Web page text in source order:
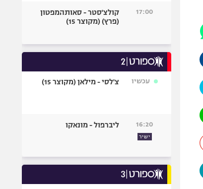
אופניים
כדורמים
פוטבול אמריקאי NFL
בייסבול MLB
17:00
קולצ'סטר - סאותהמפטון
(פרץ) (מקוצר 15)
עכשיו צ'לסי - מילאן (מקוצר 15)
16:20
ישיר
ליברפול - מונאקו